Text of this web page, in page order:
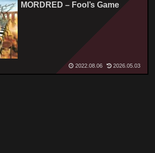
MORDRED – Fool’s Game
2022.08.06 2026.05.03